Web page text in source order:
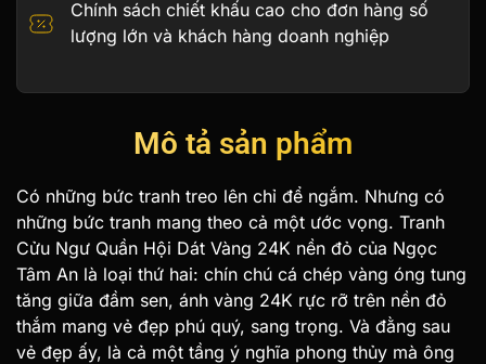
Chính sách chiết khấu cao cho đơn hàng số
lượng lớn và khách hàng doanh nghiệp
Mô tả sản phẩm
Có những bức tranh treo lên chỉ để ngắm. Nhưng có
những bức tranh mang theo cả một ước vọng. Tranh
Cửu Ngư Quần Hội Dát Vàng 24K nền đỏ của Ngọc
Tâm An là loại thứ hai: chín chú cá chép vàng óng tung
tăng giữa đầm sen, ánh vàng 24K rực rỡ trên nền đỏ
thắm mang vẻ đẹp phú quý, sang trọng. Và đằng sau
vẻ đẹp ấy, là cả một tầng ý nghĩa phong thủy mà ông